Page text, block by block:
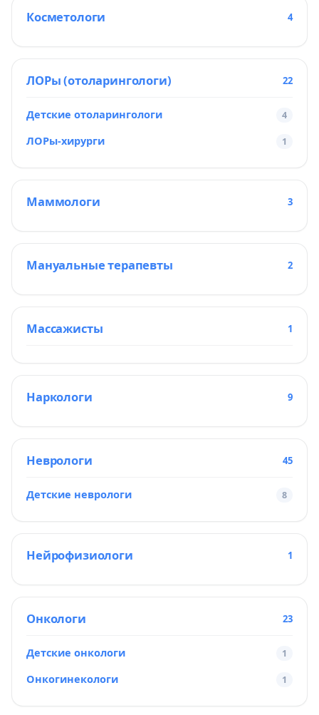
Косметологи 4
ЛОРы (отоларингологи) 22
Детские отоларингологи 4
ЛОРы-хирурги 1
Маммологи 3
Мануальные терапевты 2
Массажисты 1
Наркологи 9
Неврологи 45
Детские неврологи 8
Нейрофизиологи 1
Онкологи 23
Детские онкологи 1
Онкогинекологи 1